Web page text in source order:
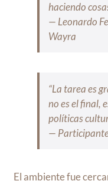
haciendo
— Leonardo
Wayra
“La tarea es
no es el final,
políticas
—
El ambiente fue